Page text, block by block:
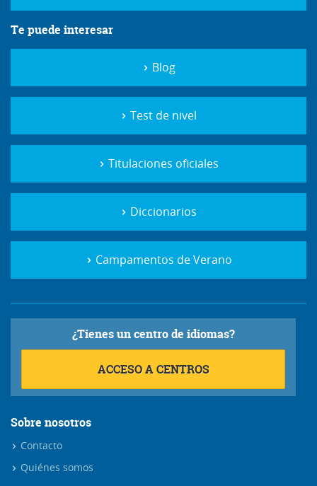
Te puede interesar
Blog
Test de nivel
Titulaciones oficiales
Diccionarios
Campamentos de Verano
¿Tienes un centro de idiomas?
ACCESO A CENTROS
Sobre nosotros
Contacto
Quiénes somos